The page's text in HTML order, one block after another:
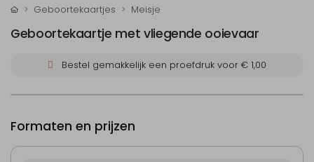
Geboortekaartjes Meisje
Geboortekaartje met vliegende ooievaar
Bestel gemakkelijk een proefdruk voor € 1,00
Formaten en prijzen